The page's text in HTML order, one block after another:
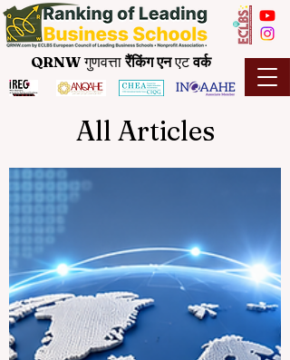
QRNWगुणवत्तारैंकिंग एनएटवर्क
All Articles